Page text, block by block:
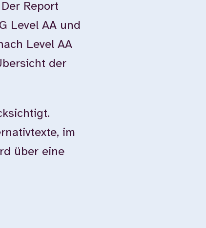
Report
Level AA und
Level AA
der
im
über eine